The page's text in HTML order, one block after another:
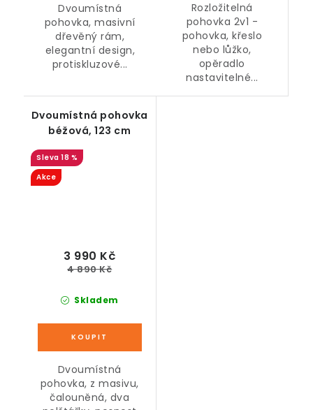
Dvoumístná
pohovka, masivní
dřevěný rám,
elegantní design,
protiskluzové...
Rozložitelná
pohovka 2v1 -
pohovka, křeslo
nebo lůžko,
opěradlo
nastavitelné...
Dvoumístná pohovka
béžová, 123 cm
18 %
Akce
Skladem
3 990 Kč
4 890 Kč
Dvoumístná
pohovka, z masivu,
čalouněná, dva